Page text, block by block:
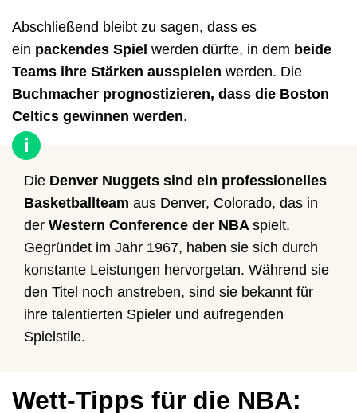
Abschließend bleibt zu sagen, dass es
ein packendes Spiel werden dürfte, in dem beide
Teams ihre Stärken ausspielen werden. Die
Buchmacher prognostizieren, dass die Boston
Celtics gewinnen werden.
i
Die Denver Nuggets sind ein professionelles
Basketballteam aus Denver, Colorado, das in
der Western Conference der NBA spielt.
Gegründet im Jahr 1967, haben sie sich durch
konstante Leistungen hervorgetan. Während sie
den Titel noch anstreben, sind sie bekannt für
ihre talentierten Spieler und aufregenden
Spielstile.
Wett-Tipps für die NBA: